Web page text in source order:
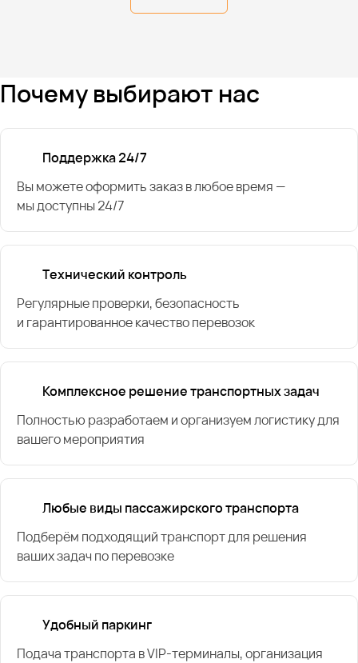
Почему выбирают нас
Поддержка 24/7
Вы можете оформить заказ в любое время —
мы доступны 24/7
Технический контроль
Регулярные проверки, безопасность
и гарантированное качество перевозок
Комплексное решение транспортных задач
Полностью разработаем и организуем логистику для
вашего мероприятия
Любые виды пассажирского транспорта
Подберём подходящий транспорт для решения
ваших задач по перевозке
Удобный паркинг
Подача транспорта в VIP-терминалы, организация